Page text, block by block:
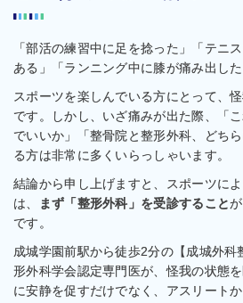
「部活の練習中に足を捻った」「テニ
ある」「ランニング中に膝が痛み出し
スポーツを楽しんでいる方にとって、
です。しかし、いざ痛みが出た際、「
でいいか」「整骨院と整形外科、どち
る方は非常に多くいらっしゃいます。
結論から申し上げますと、スポーツに
は、
まず「整形外科」を受診すること
です。
成城学園前駅から徒歩2分の【成城外科
形外科学会認定専門医が、怪我の状態
に安静を促すだけでなく、アスリート